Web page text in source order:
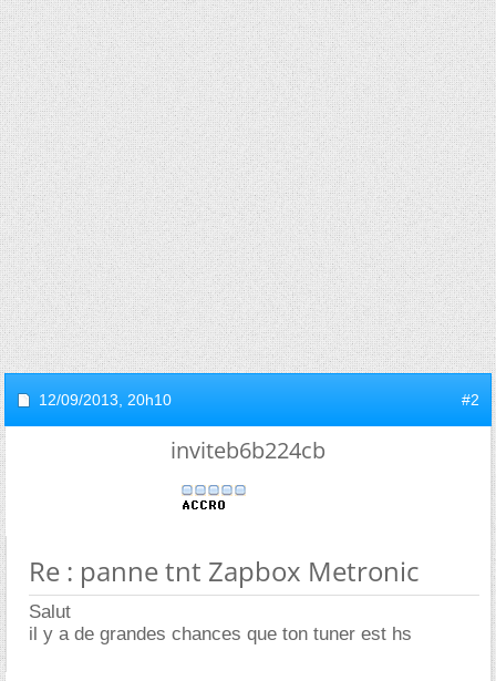
12/09/2013, 20h10 #2
inviteb6b224cb
Re : panne tnt Zapbox Metronic
Salut
il y a de grandes chances que ton tuner est hs